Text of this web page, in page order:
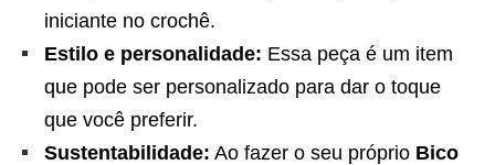
iniciante no crochê.
Estilo e personalidade: Essa peça é um item
que pode ser personalizado para dar o toque
que você preferir.
Sustentabilidade: Ao fazer o seu próprio Bico